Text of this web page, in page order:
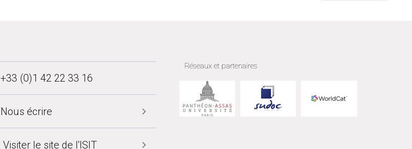
+33 (0)1 42 22 33 16
Nous écrire
Visiter le site de l'ISIT
Réseaux et partenaires